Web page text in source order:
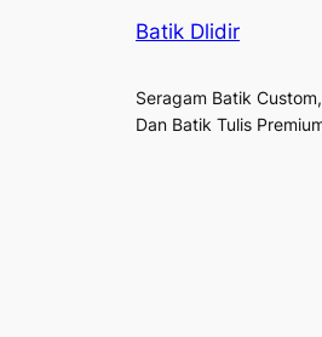
Batik Dlidir
Seragam Batik
Dan Batik Tulis